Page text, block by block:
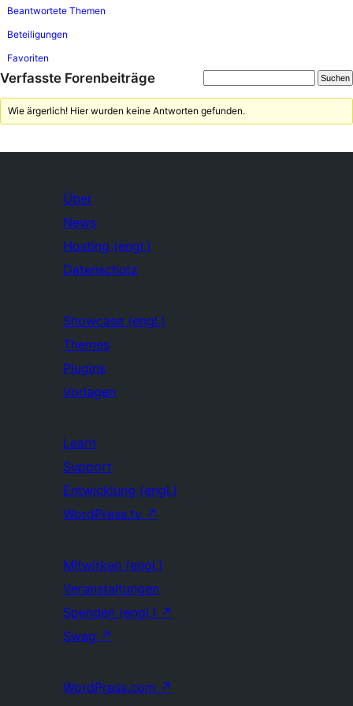
Beantwortete Themen
Beteiligungen
Favoriten
Verfasste Forenbeiträge
Wie ärgerlich! Hier wurden keine Antworten gefunden.
Über
News
Hosting (engl.)
Datenschutz
Showcase (engl.)
Themes
Plugins
Vorlagen
Learn
Support
Entwicklung (engl.)
WordPress.tv ↗
Mitwirken (engl.)
Veranstaltungen
Spenden (engl.) ↗
Swag ↗
WordPress.com ↗